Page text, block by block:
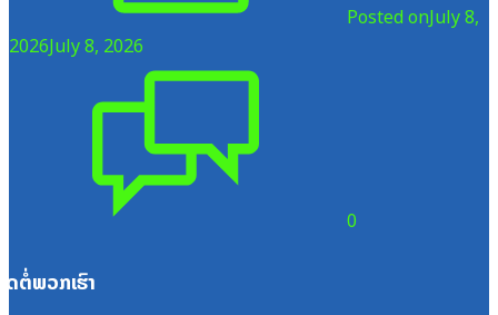
Posted onJuly 8,
2026July 8, 2026
0
ຕໍ່ພວກເຮົາ